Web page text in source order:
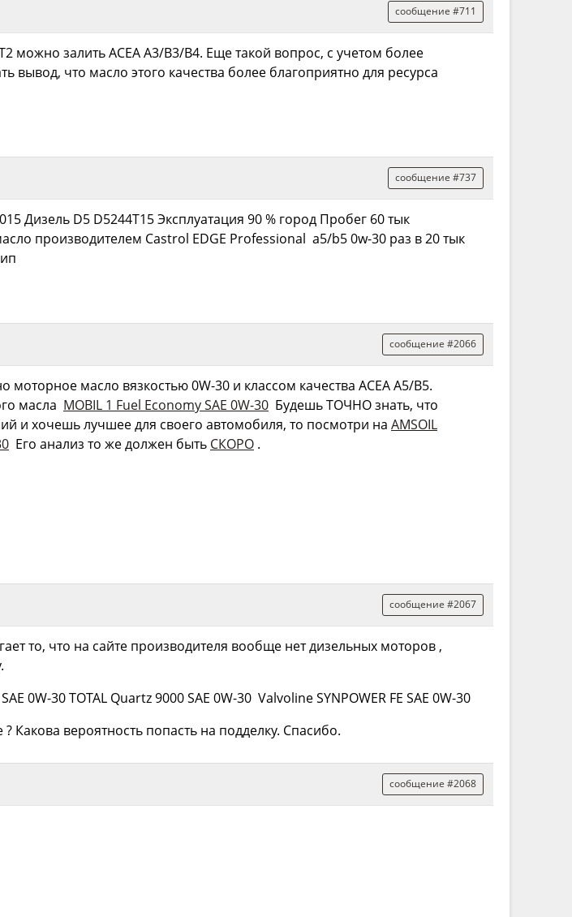
сообщение #711
можно залить ACEA A3/B3/B4. Еще такой вопрос, с учетом более
вывод, что масло этого качества более благоприятно для ресурса
сообщение #737
Дизель D5 D5244T15 Эксплуатация 90 % город Пробег 60 тык
производителем Castrol EDGE Professional a5/b5 0w-30 раз в 20 тык
сообщение #2066
моторное масло вязкостью 0W-30 и классом качества ACEA A5/B5.
масла MOBIL 1 Fuel Economy SAE 0W-30 Будешь ТОЧНО знать, что
и хочешь лучшее для своего автомобиля, то посмотри на AMSOIL
Его анализ то же должен быть СКОРО .
сообщение #2067
то, что на сайте производителя вообще нет дизельных моторов ,
0W-30 TOTAL Quartz 9000 SAE 0W-30 Valvoline SYNPOWER FE SAE 0W-30
Какова вероятность попасть на подделку. Спасибо.
сообщение #2068